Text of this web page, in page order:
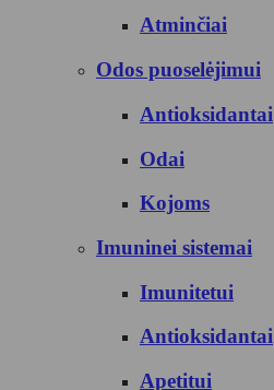
Atminčiai
Odos puoselėjimui
Antioksidantai
Odai
Kojoms
Imuninei sistemai
Imunitetui
Antioksidantai
Apetitui